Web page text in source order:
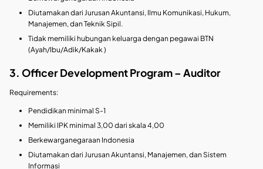
Diutamakan dari Jurusan Akuntansi, Ilmu Komunikasi, Hukum,
Manajemen, dan Teknik Sipil.
Tidak memiliki hubungan keluarga dengan pegawai BTN
(Ayah/Ibu/Adik/Kakak )
3. Officer Development Program – Auditor
Requirements:
Pendidikan minimal S-1
Memiliki IPK minimal 3,00 dari skala 4,00
Berkewarganegaraan Indonesia
Diutamakan dari Jurusan Akuntansi, Manajemen, dan Sistem
Informasi